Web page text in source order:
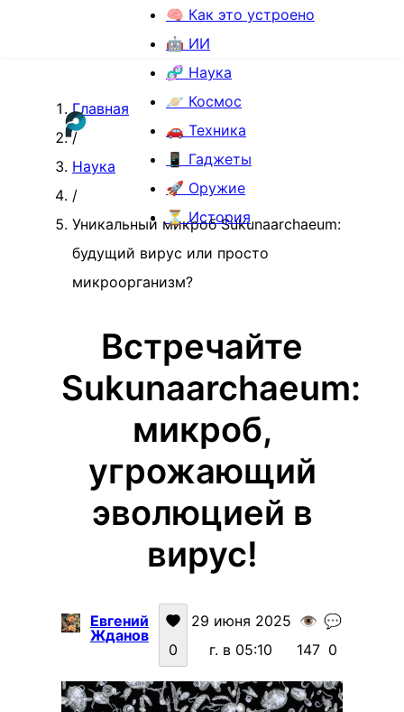
🧠 Как это устроено
🤖 ИИ
🧬 Наука
🪐 Космос
🚗 Техника
📱 Гаджеты
🚀 Оружие
⏳ История
Главная
/
Наука
/
Уникальный микроб Sukunaarchaeum:
будущий вирус или просто
микроорганизм?
Встречайте
Sukunaarchaeum:
микроб,
угрожающий
эволюцией в
вирус!
Евгений
Жданов
0
29 июня 2025
г. в 05:10
👁️
147
💬
0